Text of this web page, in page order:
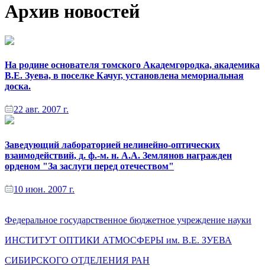
Архив новостей
На родине основателя томского Академгородка, академика
В.Е. Зуева, в поселке Качуг, установлена мемориальная
доска.
22 авг. 2007 г.
Заведующий лабораторией нелинейно-оптических
взаимодействий, д. ф.-м. н. А.А. Землянов награжден
орденом "За заслуги перед отечеством"
10 июн. 2007 г.
Федеральное государственное бюджетное учреждение науки
ИНСТИТУТ ОПТИКИ АТМОСФЕРЫ им. В.Е. ЗУЕВА
СИБИРСКОГО ОТДЕЛЕНИЯ РАН